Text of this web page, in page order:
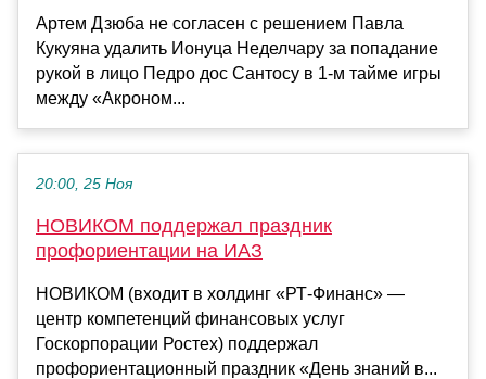
Артем Дзюба не согласен с решением Павла
Кукуяна удалить Ионуца Неделчару за попадание
рукой в лицо Педро дос Сантосу в 1-м тайме игры
между «Акроном...
20:00, 25 Ноя
НОВИКОМ поддержал праздник
профориентации на ИАЗ
НОВИКОМ (входит в холдинг «РТ-Финанс» —
центр компетенций финансовых услуг
Госкорпорации Ростех) поддержал
профориентационный праздник «День знаний в...